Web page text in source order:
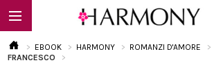
EBOOK HARMONY ROMANZI D'AMORE
FRANCESCO